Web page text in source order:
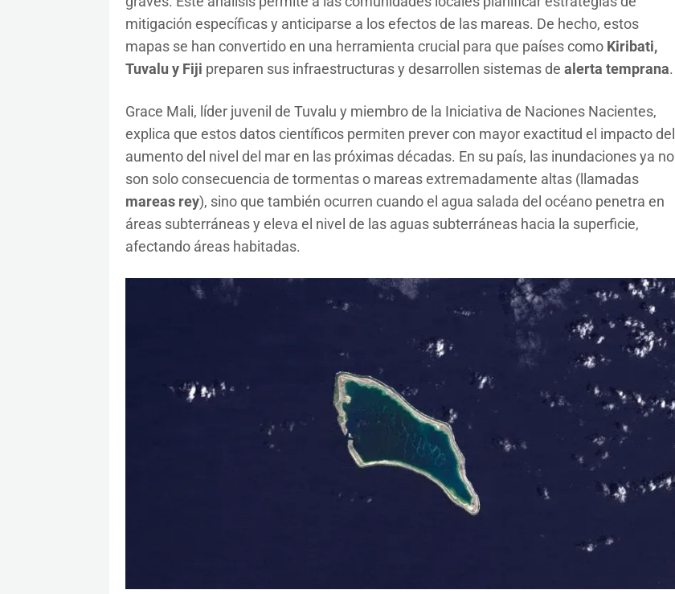
mitigación específicas y anticiparse a los efectos de las mareas. De hecho, estos
mapas se han convertido en una herramienta crucial para que países como Kiribati,
Tuvalu y Fiji preparen sus infraestructuras y desarrollen sistemas de alerta temprana.
Grace Mali, líder juvenil de Tuvalu y miembro de la Iniciativa de Naciones Nacientes,
explica que estos datos científicos permiten prever con mayor exactitud el impacto del
aumento del nivel del mar en las próximas décadas. En su país, las inundaciones ya no
son solo consecuencia de tormentas o mareas extremadamente altas (llamadas
mareas rey), sino que también ocurren cuando el agua salada del océano penetra en
áreas subterráneas y eleva el nivel de las aguas subterráneas hacia la superficie,
afectando áreas habitadas.